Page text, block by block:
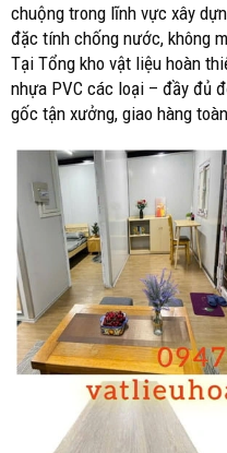
chuộng trong lĩnh vực xây
đặc tính chống nước, không
Tại Tổng kho vật liệu hoàn
nhựa PVC các loại – đầy đủ
gốc tận xưởng, giao hàng